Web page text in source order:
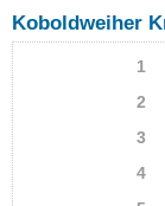
Koboldweiher
1
2
3
4